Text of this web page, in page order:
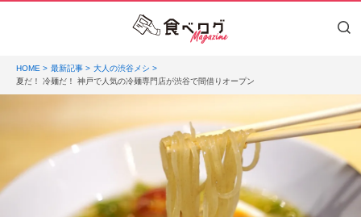
HOME 最新記事
大人の渋谷メシ
夏だ！ 冷麺だ！ 神戸で人気の冷麺専門店が渋谷で間借りオープン